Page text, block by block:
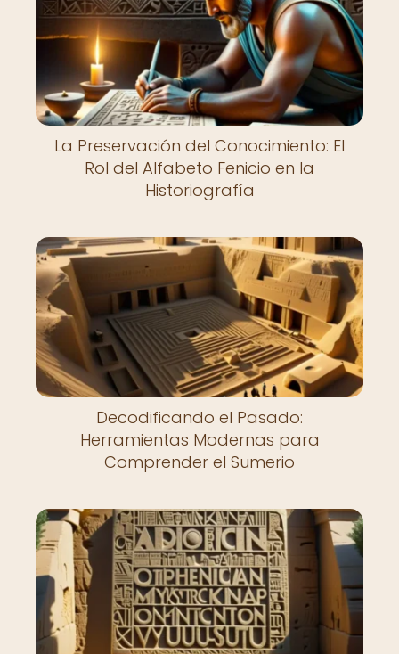
La Preservación del Conocimiento: El
Rol del Alfabeto Fenicio en la
Historiografía
Decodificando el Pasado:
Herramientas Modernas para
Comprender el Sumerio